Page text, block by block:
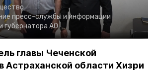
пресс-службы и информации
губернатора АО
главы Чеченской
Астраханской области Хизри